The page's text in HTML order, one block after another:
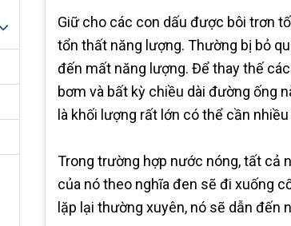
Giữ cho các con dấu được bôi trơn
tổn thất năng lượng. Thường bị bỏ
đến mất năng lượng. Để thay thế
bơm và bất kỳ chiều dài đường ống
là khối lượng rất lớn có thể cần
Trong trường hợp nước nóng, tất cả
của nó theo nghĩa đen sẽ đi xuống
lặp lại thường xuyên, nó sẽ dẫn đến